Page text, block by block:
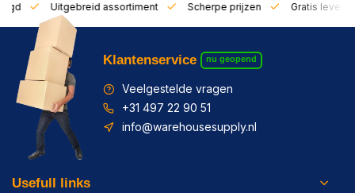
Uitgebreid assortiment Scherpe prijzen Gratis
Klantenservice nu geopend
Veelgestelde vragen
+31 497 22 90 51
info@warehousesupply.nl
Usefull links